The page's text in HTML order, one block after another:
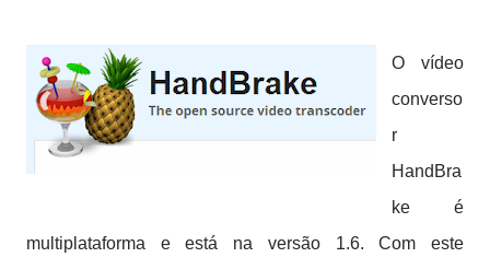
O vídeo
converso
r
HandBra
ke é
multiplataforma e está na versão 1.6.Com este